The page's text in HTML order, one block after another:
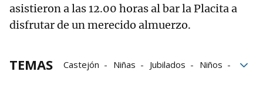
asistieron a las 12.00 horas al bar la Placita a
disfrutar de un merecido almuerzo.
TEMAS Castejón Niñas Jubilados
Niños